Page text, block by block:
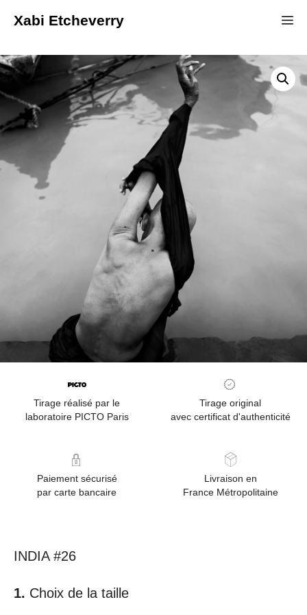
Xabi Etcheverry
Tirage réalisé par le
laboratoire PICTO Paris
Tirage original
avec certificat d'authenticité
Paiement sécurisé
par carte bancaire
Livraison en
France Métropolitaine
INDIA #26
Choix de la taille